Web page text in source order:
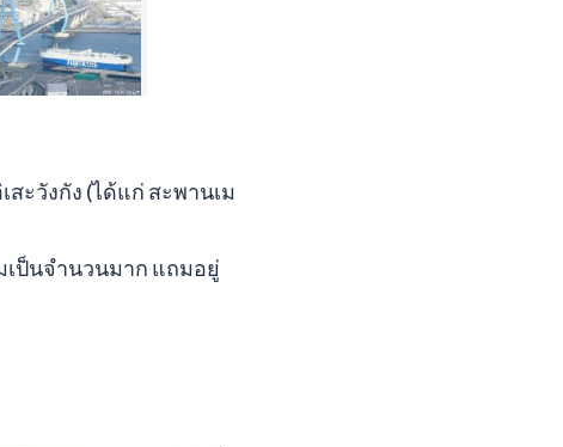
ะวังกัง (ได้แก่ สะพานเม
ป็นจำนวนมาก แถมอยู่